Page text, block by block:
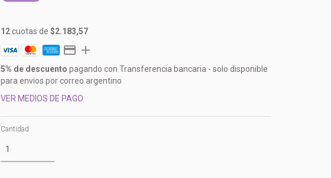
12cuotas de $2.183,57
5% de descuento pagando con Transferencia bancaria - solo disponible
para envios por correo argentino
VER MEDIOS DE PAGO
Cantidad